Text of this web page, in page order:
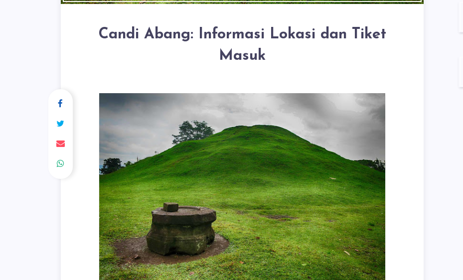
Candi Abang: Informasi Lokasi dan Tiket
Masuk